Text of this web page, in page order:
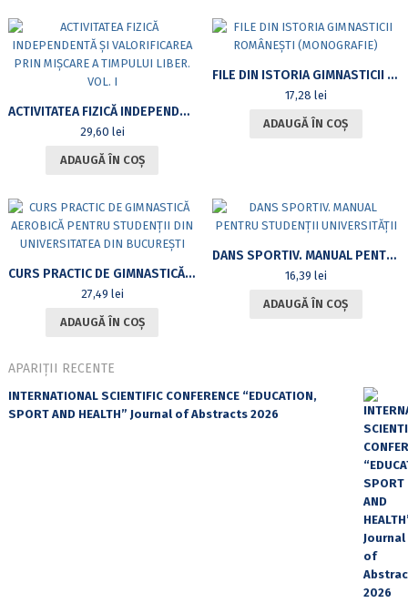
ACTIVITATEA FIZICĂ INDEPENDENTĂ ȘI VALORIFICAREA PRIN MIȘCARE A TIMPULUI LIBER. VOL. I
29,60 lei
ADAUGĂ ÎN COȘ
FILE DIN ISTORIA GIMNASTICII ROMÂNEȘTI (MONOGRAFIE)
17,28 lei
ADAUGĂ ÎN COȘ
CURS PRACTIC DE GIMNASTICĂ AEROBICĂ PENTRU STUDENȚII DIN UNIVERSITATEA DIN BUCUREȘTI
27,49 lei
ADAUGĂ ÎN COȘ
DANS SPORTIV. MANUAL PENTRU STUDENȚII UNIVERSITĂȚII
16,39 lei
ADAUGĂ ÎN COȘ
APARIȚII RECENTE
INTERNATIONAL SCIENTIFIC CONFERENCE “EDUCATION,
SPORT AND HEALTH” Journal of Abstracts 2026